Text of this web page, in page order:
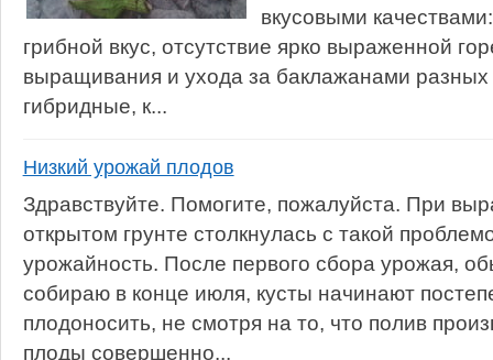
вкусовыми
грибной вкус, отсутствие ярко выраженной
выращивания и ухода за баклажанами
гибридные, к...
Низкий урожай плодов
Здравствуйте. Помогите, пожалуйста. При
открытом грунте столкнулась с такой
урожайность. После первого сбора урожая,
собираю в конце июля, кусты начинают
плодоносить, не смотря на то, что полив
плоды совершенно...